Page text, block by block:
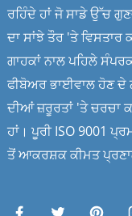
ਰਹਿੰਦੇ ਹਾਂ ਜੋ ਸਾਡੇ ਉੱਚ
ਦਾ ਸਾਂਝੇ ਤੌਰ 'ਤੇ ਵਿਸਤਾਰ
ਗਾਹਕਾਂ ਨਾਲ ਪਹਿਲੇ
ਫੀਬੋਅਰ ਭਾਈਵਾਲ ਹੋਣ ਦੇ
ਦੀਆਂ ਜ਼ਰੂਰਤਾਂ 'ਤੇ ਚਰਚਾ
ਹਾਂ। ਪੂਰੀ ISO 9001
ਤੋਂ ਆਕਰਸ਼ਕ ਕੀਮਤ